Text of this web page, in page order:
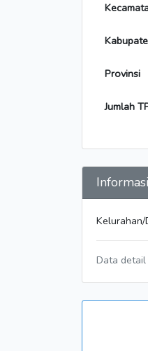
Provinsi
Jumlah
Kelurahan/
Data